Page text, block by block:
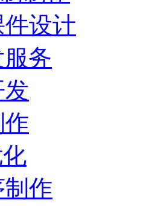
设计
务
作
作